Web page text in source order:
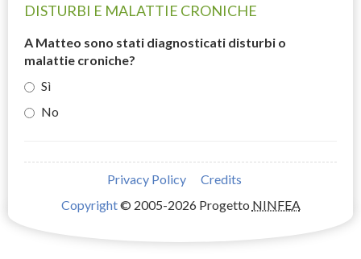
DISTURBI E MALATTIE CRONICHE
A Matteo sono stati diagnosticati disturbi o
malattie croniche?
Sì
No
Privacy Policy
Credits
Copyright© 2005-2026 Progetto NINFEA